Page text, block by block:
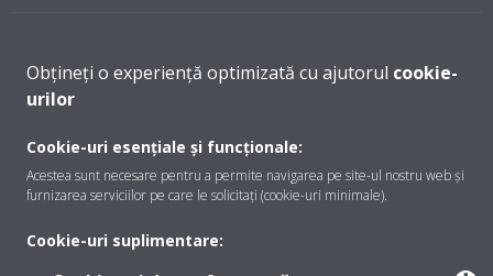
Copyright © Daikin
Notă legală
Cookie Notice
Politica de protecție a datelor
Etica corporativă
Termeni şi condiţii Data Act
Obțineți o experiență optimizată cu ajutorul cookie-
urilor
Cookie-uri esențiale și funcționale:
Acestea sunt necesare pentru a permite navigarea pe site-ul nostru web și
furnizarea serviciilor pe care le solicitați (cookie-uri minimale).
Cookie-uri suplimentare: